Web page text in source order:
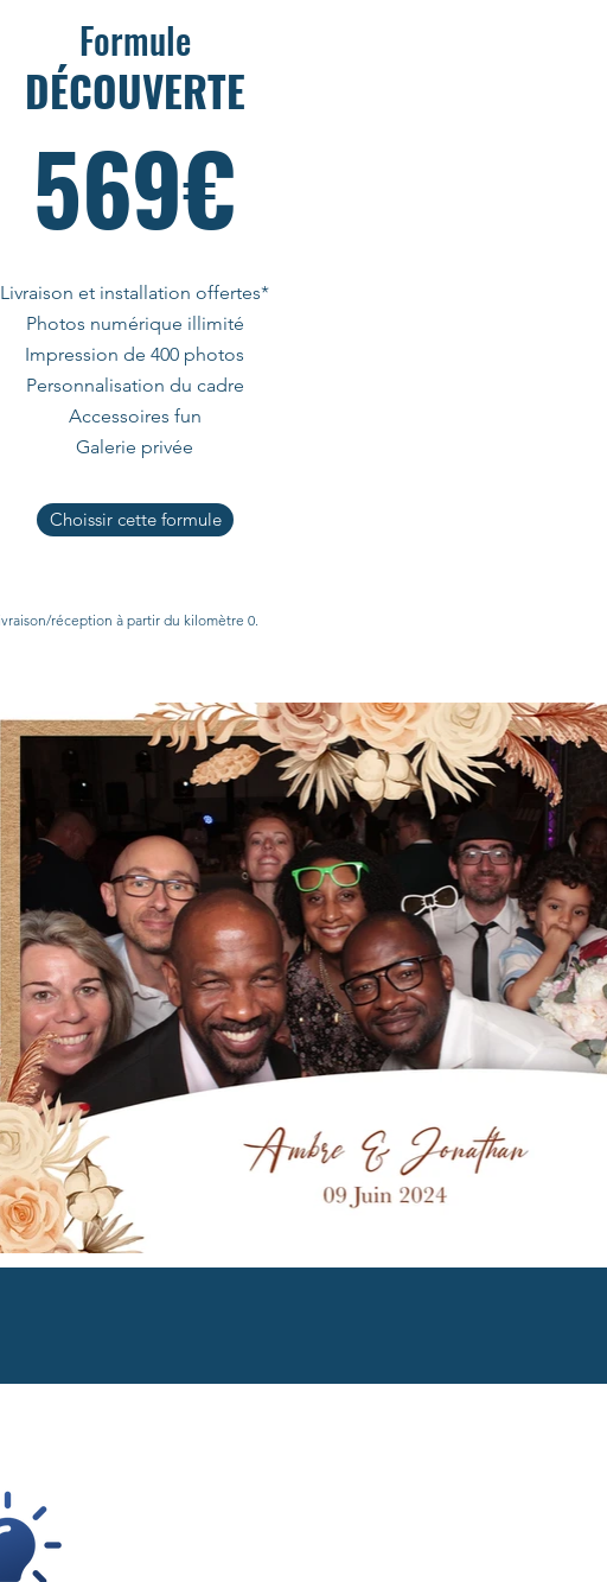
Formule
DÉCOUVERTE
569€
Livraison et installation offertes*
Photos numérique illimité
Impression de 400 photos
Personnalisation du cadre
Accessoires fun
Galerie privée
Choissir cette formule
réception à partir du kilomètre 0.